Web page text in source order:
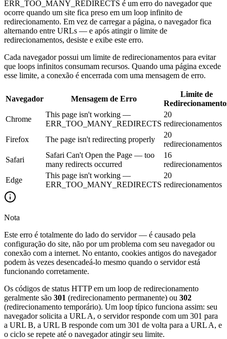
ERR_TOO_MANY_REDIRECTS é um erro do navegador que
ocorre quando um site fica preso em um loop infinito de
redirecionamento. Em vez de carregar a página, o navegador fica
alternando entre URLs — e após atingir o limite de
redirecionamentos, desiste e exibe este erro.
Cada navegador possui um limite de redirecionamentos para evitar
que loops infinitos consumam recursos. Quando uma página excede
esse limite, a conexão é encerrada com uma mensagem de erro.
Navegador Mensagem de Erro
Limite de
Chrome
This page isn't working —
ERR_TOO_MANY_REDIRECTS
20
redirecionamentos
Firefox
The page isn't redirecting properly
20
redirecionamentos
Safari
Safari Can't Open the Page — too
many redirects occurred
16
redirecionamentos
Edge
This page isn't working —
ERR_TOO_MANY_REDIRECTS
20
redirecionamentos
Nota
Este erro é totalmente do lado do servidor — é causado pela
configuração do site, não por um problema com seu navegador ou
conexão com a internet. No entanto, cookies antigos do navegador
podem às vezes desencadeá-lo mesmo quando o servidor está
funcionando corretamente.
Os códigos de status HTTP em um loop de redirecionamento
geralmente são 301 (redirecionamento permanente) ou 302
(redirecionamento temporário). Um loop típico funciona assim: seu
navegador solicita a URL A, o servidor responde com um 301 para
a URL B, a URL B responde com um 301 de volta para a URL A, e
o ciclo se repete até o navegador atingir seu limite.